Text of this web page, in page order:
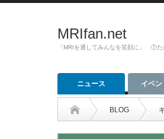
MRIfan.net
「MRIを通してみんなを笑顔に」 ①
ニュース イベン
BLOG